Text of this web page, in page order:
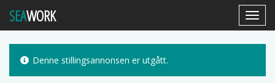
SEAWORK
Denne stillingsannonsen er utgått.